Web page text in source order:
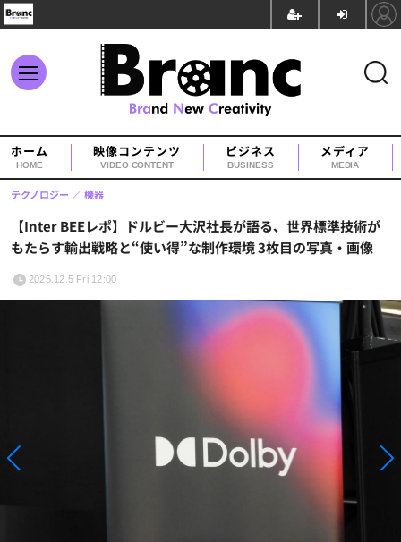
ホーム
HOME
映像コンテンツ
VIDEO CONTENT
ビジネス
BUSINESS
メディア
MEDIA
【Inter BEEレポ】ドルビー大沢社長が語る、世界標準技術が
もたらす輸出戦略と“使い得”な制作環境 3枚目の写真・画像
テクノロジー 機器
2025.12.5 Fri 12:00